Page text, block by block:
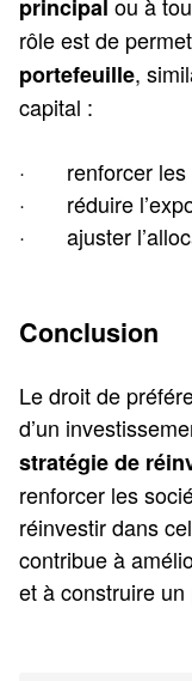
principal
rôle est de
portefeuille,
capital :
· renforcer les
· réduire
· ajuster
Conclusion
Le droit de
d’un
stratégie de
renforcer les
réinvestir dans
contribue à
et à construire